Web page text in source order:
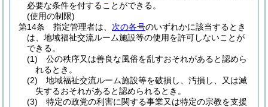
必要な条件を付することができる。
(使用の制限)
第14条
指定管理者は、 次の各号のいずれかに該当するとき
は、地域福祉交流ルーム施設等の使用を許可しないことが
できる。
(1)
公の秩序又は善良な風俗を乱すおそれがあると認めら
れるとき。
(2)
地域福祉交流ルーム施設等を破損し、汚損し、又は滅
失するおそれがあると認められるとき。
(3)
特定の政党の利害に関する事業又は特定の宗教を支援